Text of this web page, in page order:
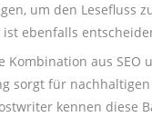
um den Lesefluss
ebenfalls
Kombination aus SEO
sorgt für nachhaltigen
kennen diese